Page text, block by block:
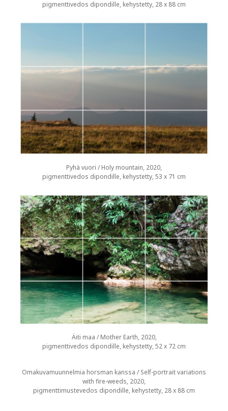
pigmenttivedos dipondille, kehystetty, 28 x 88 cm
Pyhä vuori / Holy mountain, 2020,
pigmenttivedos dipondille, kehystetty, 53 x 71 cm
Äiti maa / Mother Earth, 2020,
pigmenttivedos dipondille, kehystetty, 52 x 72 cm
Omakuvamuunnelmia horsman kanssa / Self-portrait variations
with fire-weeds, 2020,
pigmenttimustevedos dipondille, kehystetty, 28 x 88 cm